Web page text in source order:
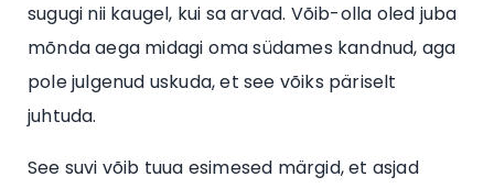
sugugi nii kaugel, kui sa arvad. Võib-olla oled juba
mõnda aega midagi oma südames kandnud, aga
pole julgenud uskuda, et see võiks päriselt
juhtuda.
See suvi võib tuua esimesed märgid, et asjad